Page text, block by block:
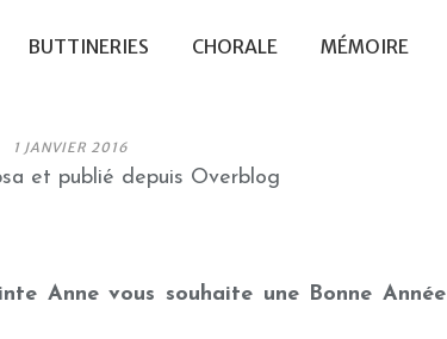
BUTTINERIES CHORALE MÉMOIRE
1 JANVIER 2016
et publié depuis Overblog
Anne vous souhaite une Bonne Année